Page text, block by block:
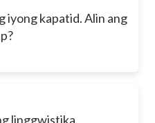
iyong kapatid. Alin ang
linggwistika